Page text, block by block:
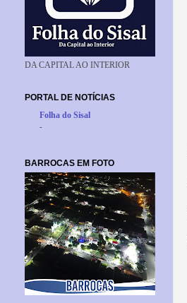
DA CAPITAL AO INTERIOR
PORTAL DE NOTÍCIAS
Folha do Sisal
-
BARROCAS EM FOTO